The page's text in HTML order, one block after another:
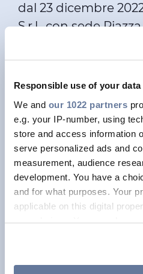
Responsible use of your data
We and our 1022 partners
e.g. your IP-number, using
store and access information
serve personalized ads and
measurement, audience
development. You have a
and for what purposes. Your
applicable on this digital
your choices. You can
Investitori
Sostenibilità
Media
CABLE APP
dal 23 dicembre
S.r.l., con sede
Roma, a seguito
delle delibere
del 23 novembre
Prysmian S.p.A., dal
26 febbraio 2015, si
servizio
Computershare
Milano, Via Lorenzo
quale meccanismo
mantenimento